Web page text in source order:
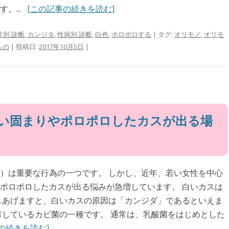
。... [この記事の続きを読む]
別 診断, カンジタ,性病別 診断, 白色,ポロポロする | タグ: オリモノ, オリモ
の | 投稿日: 2017年10月5日 |
固まりやポロポロしたカスが出る場
は重要な行為の一つです。 しかし、近年、若い女性を中心
ロポロしたカスが出る悩みが急増しています。 白いカスは
げますと、白いカスの原因は「カンジダ」であるといえま
ているカビ菌の一種です。 通常は、乳酸菌をはじめとした